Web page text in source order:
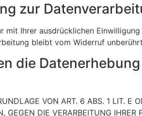
zur
mit Ihrer ausdrücklichen
bleibt vom Widerruf
die
VON ART. 6 ABS. 1 LIT. E
GEGEN DIE VERARBEITUNG